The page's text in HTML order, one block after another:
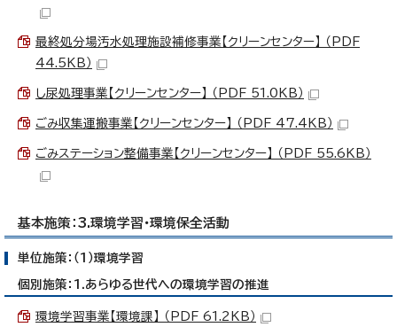
最終処分場汚水処理施設補修事業【クリーンセンター】 （PDF
44.5KB）
し尿処理事業【クリーンセンター】 （PDF 51.0KB）
ごみ収集運搬事業【クリーンセンター】 （PDF 47.4KB）
ごみステーション整備事業【クリーンセンター】 （PDF 55.6KB）
基本施策：3.環境学習・環境保全活動
単位施策：（1）環境学習
個別施策：1.あらゆる世代への環境学習の推進
環境学習事業【環境課】 （PDF 61.2KB）